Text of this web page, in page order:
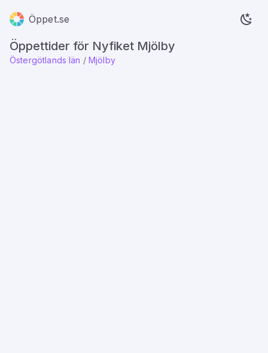
Öppet.se
Öppettider för Nyfiket Mjölby
Östergötlands län / Mjölby